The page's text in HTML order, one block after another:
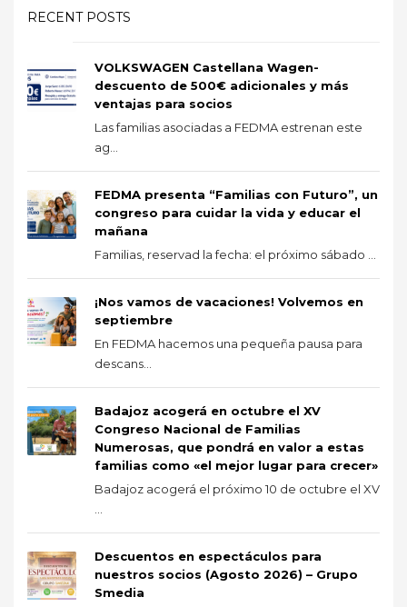
RECENT POSTS
VOLKSWAGEN Castellana Wagen-
descuento de 500€ adicionales y más
ventajas para socios
Las familias asociadas a FEDMA estrenan este
ag...
FEDMA presenta “Familias con Futuro”, un
congreso para cuidar la vida y educar el
mañana
Familias, reservad la fecha: el próximo sábado ...
¡Nos vamos de vacaciones! Volvemos en
septiembre
En FEDMA hacemos una pequeña pausa para
descans...
Badajoz acogerá en octubre el XV
Congreso Nacional de Familias
Numerosas, que pondrá en valor a estas
familias como «el mejor lugar para crecer»
Badajoz acogerá el próximo 10 de octubre el XV
Descuentos en espectáculos para
nuestros socios (Agosto 2026) – Grupo
Smedia